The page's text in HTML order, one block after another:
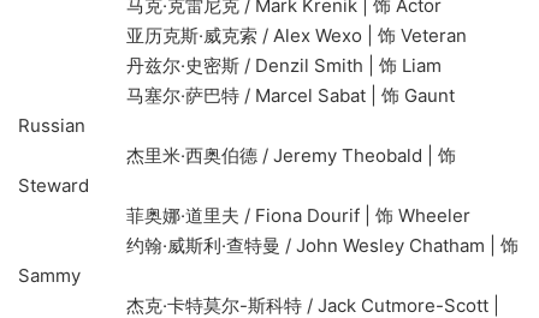
马克·克雷尼克 / Mark Krenik | 饰 Actor
亚历克斯·威克索 / Alex Wexo | 饰 Veteran
丹兹尔·史密斯 / Denzil Smith | 饰 Liam
马塞尔·萨巴特 / Marcel Sabat | 饰 Gaunt
Russian
杰里米·西奥伯德 / Jeremy Theobald | 饰
Steward
菲奥娜·道里夫 / Fiona Dourif | 饰 Wheeler
约翰·威斯利·查特曼 / John Wesley Chatham | 饰
Sammy
杰克·卡特莫尔-斯科特 / Jack Cutmore-Scott |